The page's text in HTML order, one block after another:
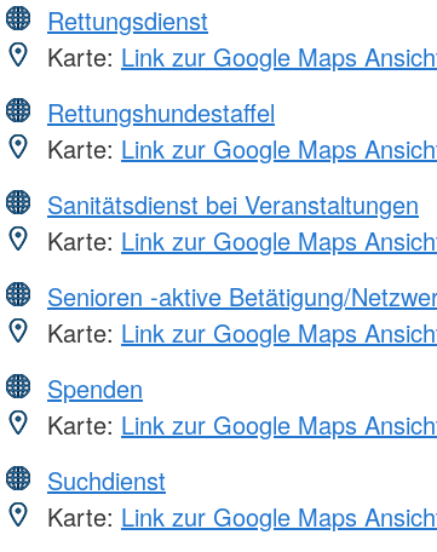
Rettungsdienst
Karte: Link zur Google Maps
Rettungshundestaffel
Karte: Link zur Google Maps
Sanitätsdienst bei Veranstaltungen
Karte: Link zur Google Maps
Senioren -aktive Betätigung/
Karte: Link zur Google Maps
Spenden
Karte: Link zur Google Maps
Suchdienst
Karte: Link zur Google Maps